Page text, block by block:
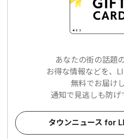
あなたの街の話題
お得な情報などを、
無料でお届けし
通知で見逃しも防げ
タウンニュース for